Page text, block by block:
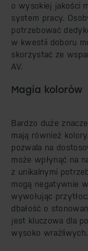
o wysokiej jakości
system pracy.
potrzebować
w kwestii doboru
skorzystać ze
AV.
Magia kolorów
Bardzo duże
mają również
pozwala na
może wpłynąć na
z unikalnymi
mogą negatywnie
wywołując
dbałość o
jest kluczowa dla
wysoko wrażliwych.